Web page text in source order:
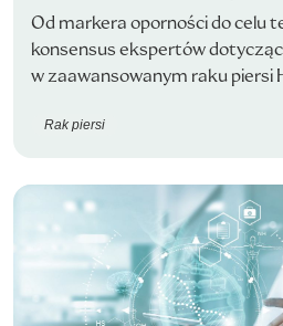
Od markera oporności do celu
konsensus ekspertów
w zaawansowanym raku piersi
Rak piersi